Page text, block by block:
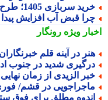
سربازی 1405؛ طرح جدید مجلس به کجا رسید؟+ قیمت خرید
قبض آب افزایش پیدا
ویژهرونگار
در آینه قلم خبرنگاران؛
شدید در جنوب ادلب
الزیدی از زمان نهایی
در قشم/ فوری:
مطلق برای فوق